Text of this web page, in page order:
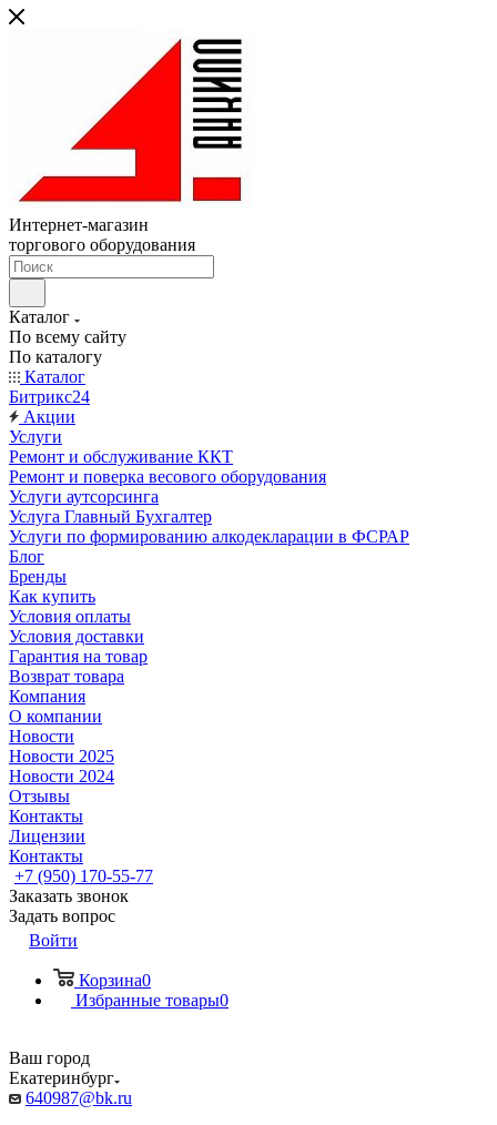
Интернет-магазин
торгового оборудования
Каталог
По всему сайту
По каталогу
Каталог
Битрикс24
Акции
Услуги
Ремонт и обслуживание ККТ
Ремонт и поверка весового оборудования
Услуги аутсорсинга
Услуга Главный Бухгалтер
Услуги по формированию алкодекларации в ФСРАР
Блог
Бренды
Как купить
Условия оплаты
Условия доставки
Гарантия на товар
Возврат товара
Компания
О компании
Новости
Новости 2025
Новости 2024
Отзывы
Контакты
Лицензии
Контакты
+7 (950) 170-55-77
Заказать звонок
Задать вопрос
Войти
Корзина0
Избранные товары0
Ваш город
Екатеринбург
640987@bk.ru